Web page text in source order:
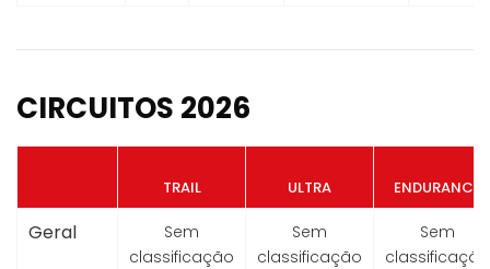
CIRCUITOS 2026
TRAIL ULTRA ENDURANCE
Geral
Sem
classificação
Sem
classificação
Sem
classificação